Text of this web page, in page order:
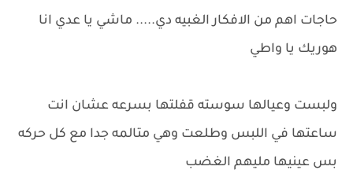
حاجات اهم من الافكار الغبيه دي..... ماشي يا عدي انا
هوريك يا واطي
ولبست وعيالها سوسته قفلتها بسرعه عشان انت
ساعتها في اللبس وطلعت وهي متالمه جدا مع كل حركه
بس عينيها مليهم الغضب